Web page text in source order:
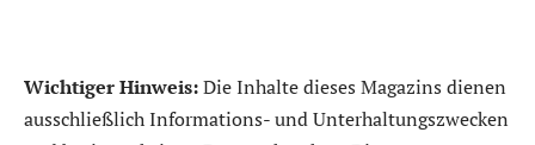
Wichtiger Hinweis:Die Inhalte dieses Magazins dienen
ausschließlich Informations- und Unterhaltungszwecken